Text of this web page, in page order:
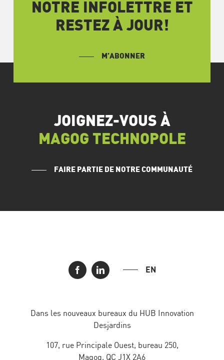
NOTRE INFOLETTRE ET
RESTEZ À JOUR!
M’ABONNER
JOIGNEZ-VOUS À
MAGOG TECHNOPOLE
FAIRE PARTIE DE NOTRE COMMUNAUTÉ
EN
Dans les nouveaux bureaux du HUB Innovation
Desjardins
107, rue Principale Ouest, bureau 250,
Magog, QC J1X 2A6